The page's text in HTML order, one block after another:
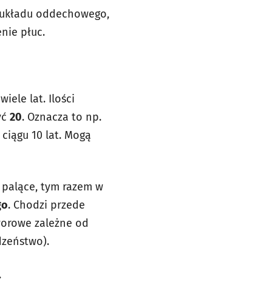
oddechowego,
płuc.
lat. Ilości
20. Oznacza to np.
10 lat. Mogą
tym razem w
. Chodzi przede
zależne od